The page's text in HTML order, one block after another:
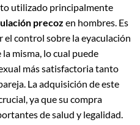
utilizado principalmente
precoz en hombres. Es
control sobre la eyaculación
misma, lo cual puede
más satisfactoria tanto
La adquisición de este
ya que su compra
de salud y legalidad.